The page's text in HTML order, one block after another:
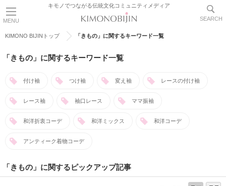
KIMONO BIJINトップ 「きもの」に関するキーワード一覧
「きもの」に関するキーワード一覧
付け袖 つけ袖 変え袖 レースの付け袖
レース袖 袖口レース ママ振袖
和洋折衷コーデ 和洋ミックス 和洋コーデ
アンティーク着物コーデ
「きもの」に関するピックアップ記事
MENU
キモノでつながる伝統文化コミュニティメディア
SEARCH